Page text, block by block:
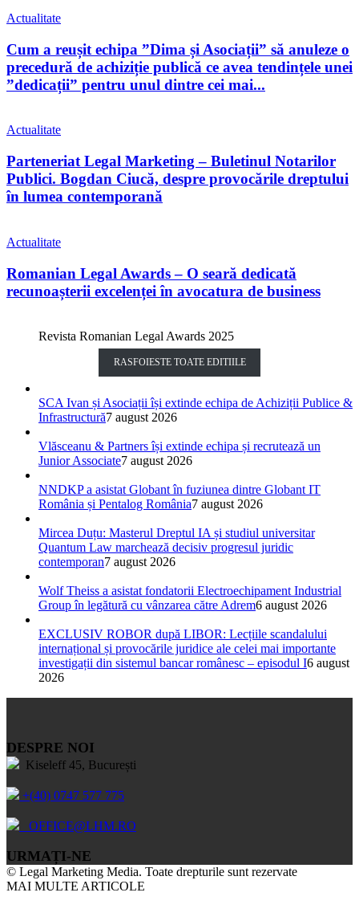
Actualitate
Cum a reușit echipa ”Dima și Asociații” să anuleze o
precedură de achiziție publică ce avea tendințele unei
”dedicații” pentru unul dintre cei mai...
Actualitate
Parteneriat Legal Marketing – Buletinul Notarilor
Publici. Bogdan Ciucă, despre provocările dreptului
în lumea contemporană
Actualitate
Romanian Legal Awards – O seară dedicată
recunoașterii excelenței în avocatura de business
Revista Romanian Legal Awards 2025
RASFOIESTE TOATE EDITIILE
SCA Ivan și Asociații își extinde echipa de Achiziții Publice &
Infrastructură7 august 2026
Vlăsceanu & Partners își extinde echipa și recrutează un
Junior Associate7 august 2026
NNDKP a asistat Globant în fuziunea dintre Globant IT
România și Pentalog România7 august 2026
Mircea Duțu: Masterul Dreptul IA și studiul universitar
Quantum Law marchează decisiv progresul juridic
contemporan7 august 2026
Wolf Theiss a asistat fondatorii Electroechipament Industrial
Group în legătură cu vânzarea către Adrem6 august 2026
EXCLUSIV ROBOR după LIBOR: Lecțiile scandalului
internațional și provocările juridice ale celei mai importante
investigații din sistemul bancar românesc – episodul I6 august
2026
DESPRE NOI
Kiseleff 45, București
+(40) 0747 577 775
OFFICE@LHM.RO
URMAȚI-NE
© Legal Marketing Media. Toate drepturile sunt rezervate
MAI MULTE ARTICOLE